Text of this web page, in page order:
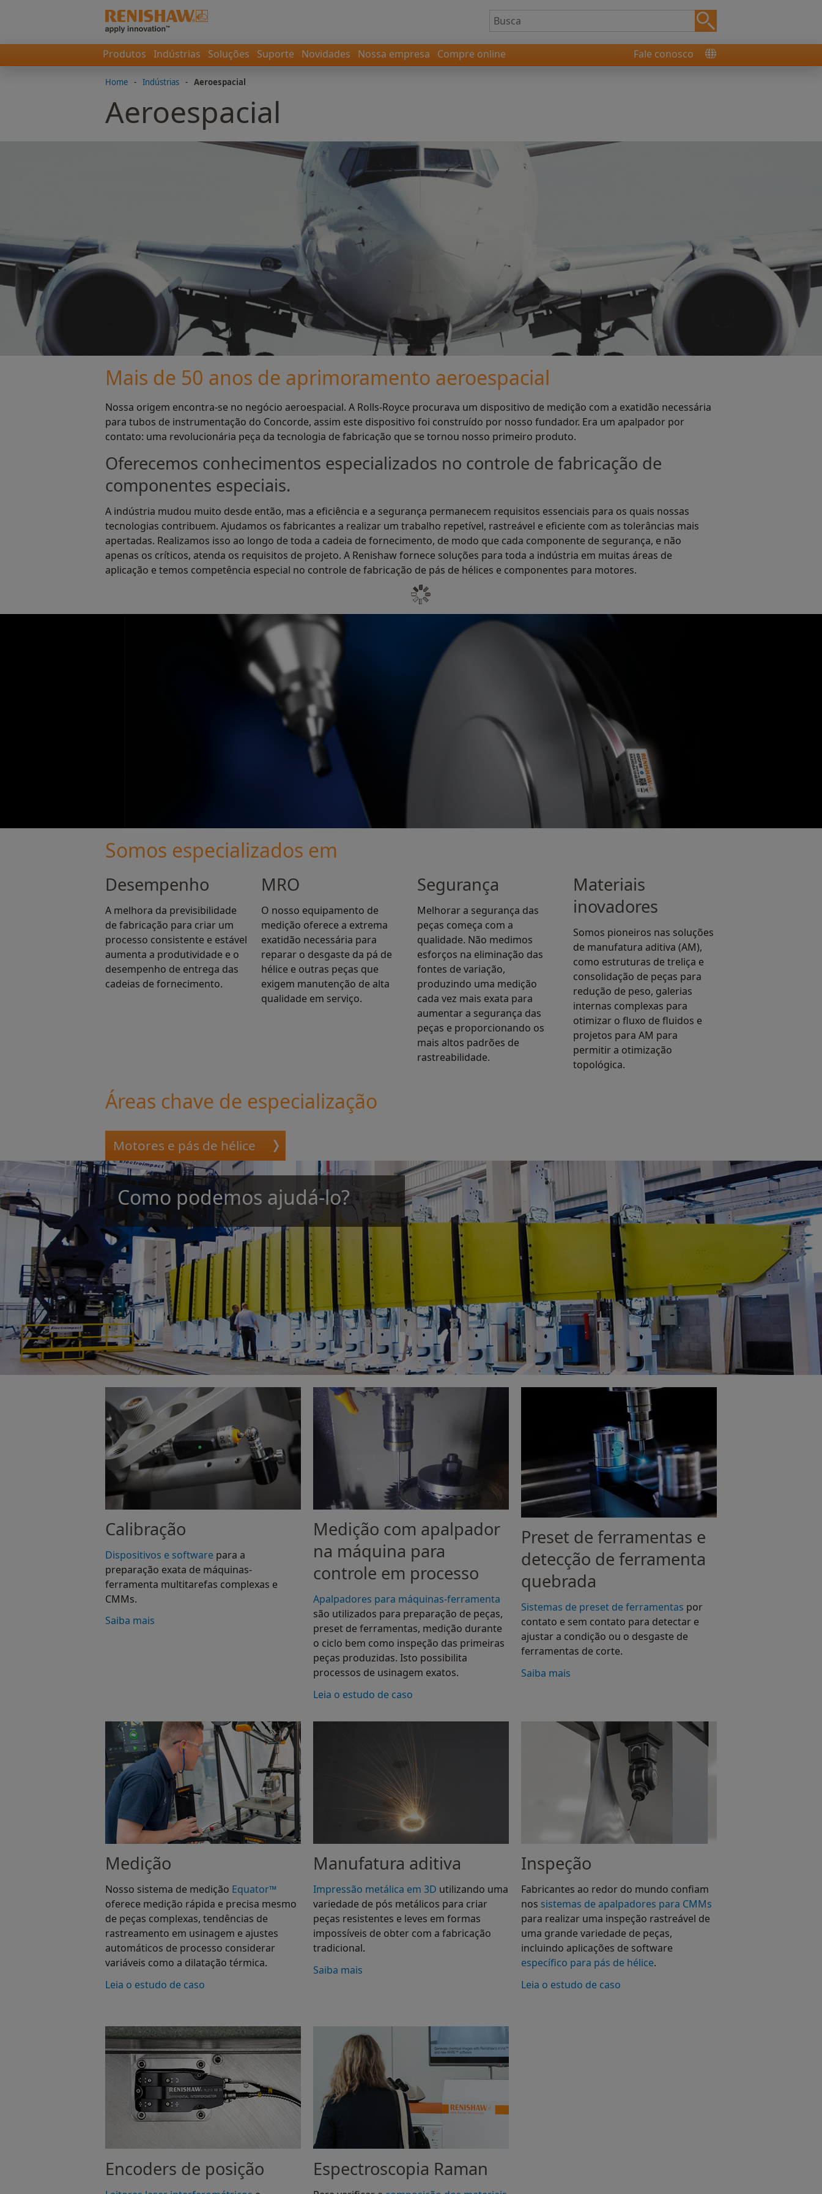
Produtos Indústrias Soluções Suporte Novidades Nossa empresa Compre online Fale conosco
Home - Indústrias - Aeroespacial
Aeroespacial
Mais de 50 anos de aprimoramento aeroespacial
Nossa origem encontra-se no negócio aeroespacial. A Rolls-Royce procurava um dispositivo de medição com a exatidão necessária
para tubos de instrumentação do Concorde, assim este dispositivo foi construído por nosso fundador. Era um apalpador por
contato: uma revolucionária peça da tecnologia de fabricação que se tornou nosso primeiro produto.
Oferecemos conhecimentos especializados no controle de fabricação de
componentes especiais.
A indústria mudou muito desde então, mas a eficiência e a segurança permanecem requisitos essenciais para os quais nossas
tecnologias contribuem. Ajudamos os fabricantes a realizar um trabalho repetível, rastreável e eficiente com as tolerâncias mais
apertadas. Realizamos isso ao longo de toda a cadeia de fornecimento, de modo que cada componente de segurança, e não
apenas os críticos, atenda os requisitos de projeto. A Renishaw fornece soluções para toda a indústria em muitas áreas de
aplicação e temos competência especial no controle de fabricação de pás de hélices e componentes para motores.
Somos especializados em
Desempenho
A melhora da previsibilidade
de fabricação para criar um
processo consistente e estável
aumenta a produtividade e o
desempenho de entrega das
cadeias de fornecimento.
MRO
O nosso equipamento de
medição oferece a extrema
exatidão necessária para
reparar o desgaste da pá de
hélice e outras peças que
exigem manutenção de alta
qualidade em serviço.
Segurança
Melhorar a segurança das
peças começa com a
qualidade. Não medimos
esforços na eliminação das
fontes de variação,
produzindo uma medição
cada vez mais exata para
aumentar a segurança das
peças e proporcionando os
mais altos padrões de
rastreabilidade.
Materiais
inovadores
Somos pioneiros nas soluções
de manufatura aditiva (AM),
como estruturas de treliça e
consolidação de peças para
redução de peso, galerias
internas complexas para
otimizar o fluxo de fluidos e
projetos para AM para
permitir a otimização
topológica.
Áreas chave de especialização
Motores e pás de hélice
Como podemos ajudá-lo?
Calibração
Dispositivos e software para a
preparação exata de máquinas-
ferramenta multitarefas complexas e
CMMs.
Saiba mais
Medição com apalpador
na máquina para
controle em processo
Apalpadores para máquinas-ferramenta
são utilizados para preparação de peças,
preset de ferramentas, medição durante
o ciclo bem como inspeção das primeiras
peças produzidas. Isto possibilita
processos de usinagem exatos.
Leia o estudo de caso
Preset de ferramentas e
detecção de ferramenta
quebrada
Sistemas de preset de ferramentas por
contato e sem contato para detectar e
ajustar a condição ou o desgaste de
ferramentas de corte.
Saiba mais
Medição
Nosso sistema de medição Equator™
oferece medição rápida e precisa mesmo
de peças complexas, tendências de
rastreamento em usinagem e ajustes
automáticos de processo considerar
variáveis como a dilatação térmica.
Leia o estudo de caso
Manufatura aditiva
Impressão metálica em 3D utilizando uma
variedade de pós metálicos para criar
peças resistentes e leves em formas
impossíveis de obter com a fabricação
tradicional.
Saiba mais
Inspeção
Fabricantes ao redor do mundo confiam
nos sistemas de apalpadores para CMMs
para realizar uma inspeção rastreável de
uma grande variedade de peças,
incluindo aplicações de software
específico para pás de hélice.
Leia o estudo de caso
Encoders de posição Espectroscopia Raman